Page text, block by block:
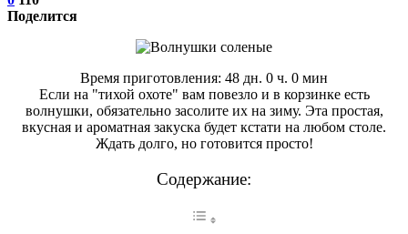
Поделится
Время приготовления: 48 дн. 0 ч. 0 мин
Если на "тихой охоте" вам повезло и в корзинке есть
волнушки, обязательно засолите их на зиму. Эта простая,
вкусная и ароматная закуска будет кстати на любом столе.
Ждать долго, но готовится просто!
Содержание: